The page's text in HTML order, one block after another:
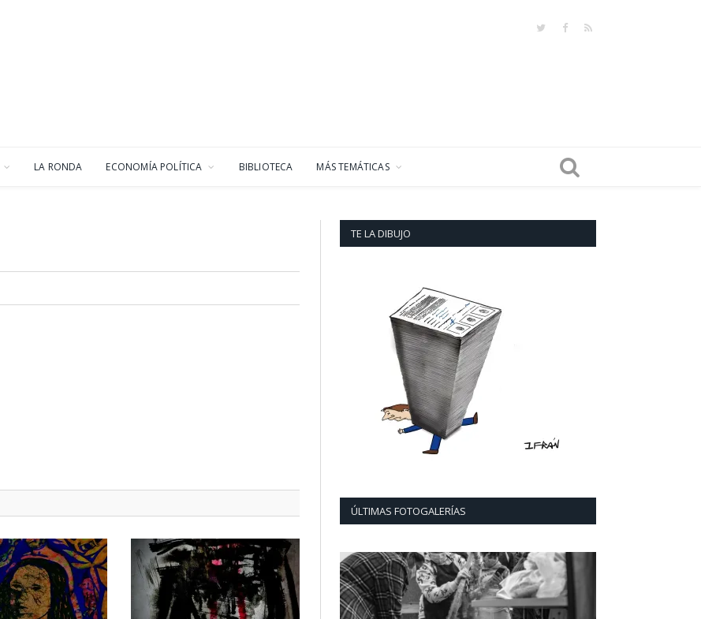
TwitterFacebook
RSS
LA RONDA ECONOMÍA POLÍTICA BIBLIOTECA MÁS TEMÁTICAS
TE LA DIBUJO
ÚLTIMAS FOTOGALERÍAS